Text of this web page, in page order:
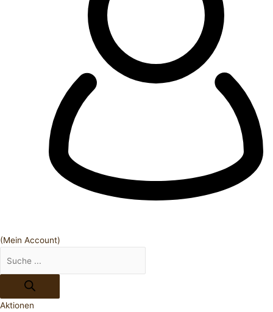
(Mein Account)
Aktionen